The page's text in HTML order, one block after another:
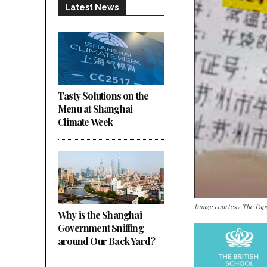
Latest News
Tasty Solutions on the
Menu at Shanghai
Climate Week
Why is the Shanghai
Government Sniffing
around Our Back Yard?
Image courtesy The